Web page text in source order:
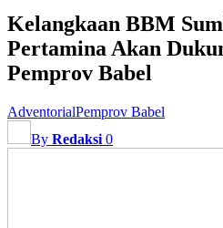
Kelangkaan BBM
Pertamina Akan
Pemprov Babel
AdventorialPemprov Babel
By Redaksi 0